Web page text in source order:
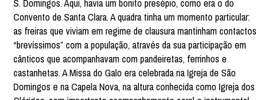
S. Domingos. Aqui, havia um bonito presépio, como era o do
Convento de Santa Clara. A quadra tinha um momento particular:
as freiras que viviam em regime de clausura mantinham contactos
“brevíssimos” com a população, através da sua participação em
cânticos que acompanhavam com pandeiretas, ferrinhos e
castanhetas. A Missa do Galo era celebrada na Igreja de São
Domingos e na Capela Nova, na altura conhecida como Igreja dos